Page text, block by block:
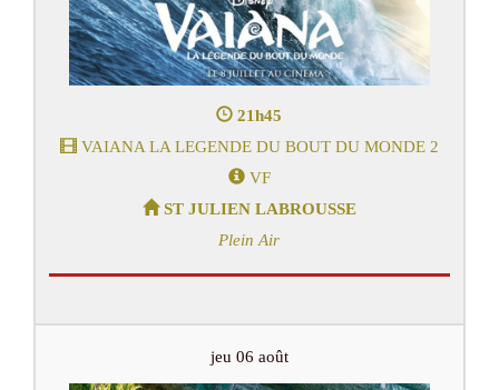
21h45
VAIANA LA LEGENDE DU BOUT DU MONDE 2
VF
ST JULIEN LABROUSSE
Plein Air
jeu 06 août